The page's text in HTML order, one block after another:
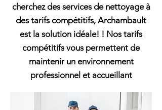
cherchez des services de nettoyage à
des tarifs compétitifs, Archambault
est la solution idéale! ! Nos tarifs
compétitifs vous permettent de
maintenir un environnement
professionnel et accueillant